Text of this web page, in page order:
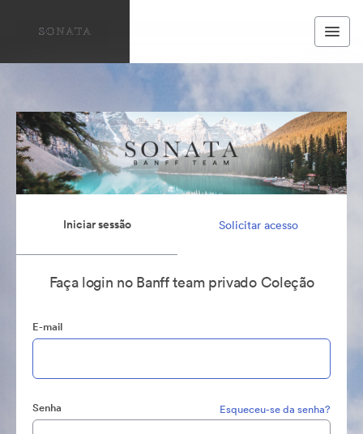
Iniciar sessão Solicitar acesso
Faça login no Banff team privado Coleção
E-mail
Senha Esqueceu-se da senha?